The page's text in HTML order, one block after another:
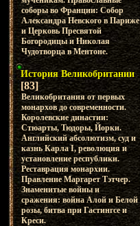
соборы во Франции: Собор
Александра Невского в Париже
и Церковь Пресвятой
Богородицы и Николая
Чудотворца в Ментоне.
История Великобритании
[83]
Великобритания от первых
монархов до современности.
Королевские династии:
Стюарты, Тюдоры, Йорки.
Английский абсолютизм, суд и
казнь Карла I, революция и
установление республики.
Реставрация монархии.
Правление Маргарет Тэтчер.
Знаменитые войны и
сражения: война Алой и Белой
розы, битва при Гастингсе и
Креси.